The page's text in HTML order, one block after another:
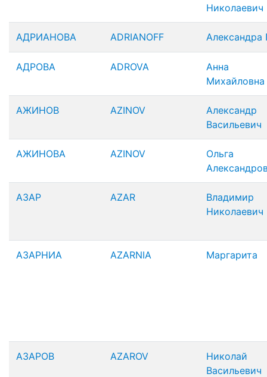
Николаевич
АДРИАНОВА ADRIANOFF Александра
АДРОВА ADROVA
Анна
Михайловна
АЖИНОВ AZINOV
Александр
Васильевич
АЖИНОВА AZINOV
Ольга
АЗАР AZAR
Владимир
Николаевич
АЗАРНИА AZARNIA Маргарита
АЗАРОВ AZAROV
Николай
Васильевич